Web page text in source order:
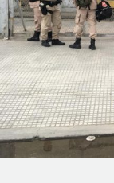
QUIÉNES SOMOS